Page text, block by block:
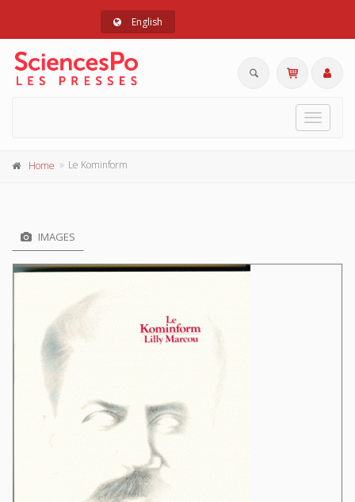
English
Toggle
Home Le Kominform
IMAGES